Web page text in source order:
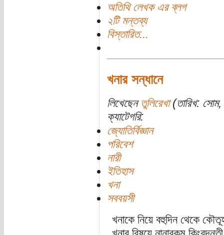
অতিথি লেখক এর ব্লগ
২টি মন্তব্য
বিস্তারিত...
খনার সন্ধানে
লিখেছেন তুলিরেখা(তারিখ:
ক্যাটেগরি:
জ্যোতির্বিজ্ঞান
পরিবেশ
নারী
ইতিহাস
খনা
সববয়সী
খনাকে নিয়ে বহুদিন থেকে